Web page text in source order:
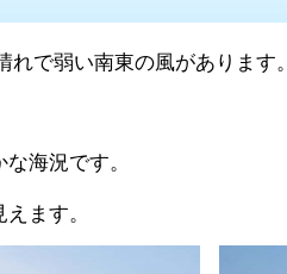
で弱い南東の風があります。
海況です。
ます。